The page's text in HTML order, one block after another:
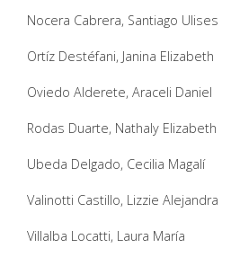
Nocera Cabrera, Santiago Ulises
Ortíz Destéfani, Janina Elizabeth
Oviedo Alderete, Araceli Daniel
Rodas Duarte, Nathaly Elizabeth
Ubeda Delgado, Cecilia Magalí
Valinotti Castillo, Lizzie Alejandra
Villalba Locatti, Laura María